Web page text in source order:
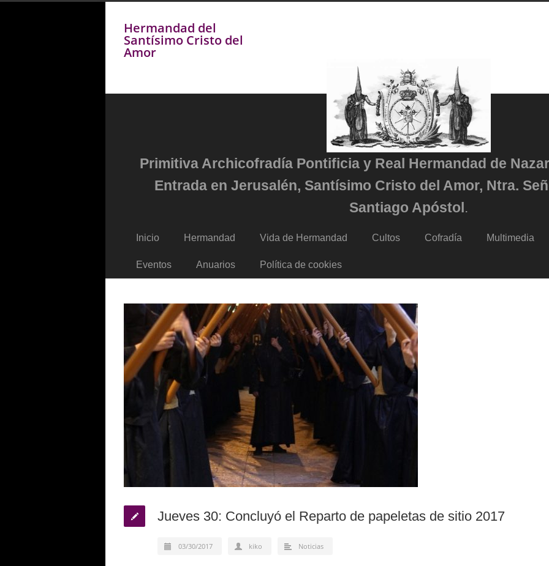
Hermandad del
Santísimo Cristo del
Amor
Primitiva Archicofradía Pontificia y Real Hermandad de
Entrada en Jerusalén, Santísimo Cristo del Amor, Ntra.
Santiago Apóstol.
Inicio Hermandad Vida de Hermandad Cultos Cofradía Multimedia
Eventos Anuarios Política de cookies
Jueves 30: Concluyó el Reparto de papeletas de sitio 2017
03/30/2017 kiko Noticias